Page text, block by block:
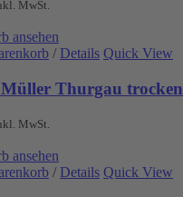
MwSt.
ansehen
/ Details Quick View
Thurgau trocken
MwSt.
ansehen
/ Details Quick View